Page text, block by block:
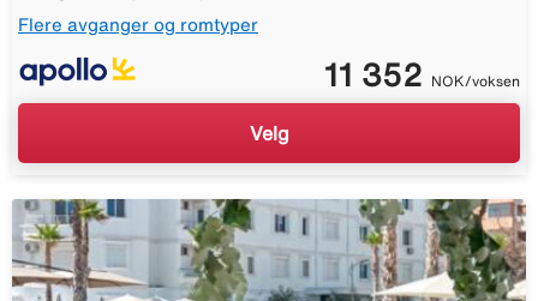
Flere avganger og romtyper
11 352 NOK/voksen
Velg